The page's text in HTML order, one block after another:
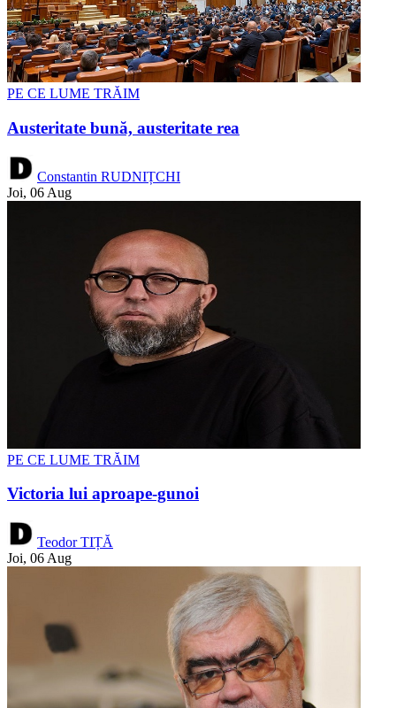
PE CE LUME TRĂIM
Austeritate bună, austeritate rea
Constantin RUDNIȚCHI
Joi, 06 Aug
PE CE LUME TRĂIM
Victoria lui aproape-gunoi
Teodor TIȚĂ
Joi, 06 Aug